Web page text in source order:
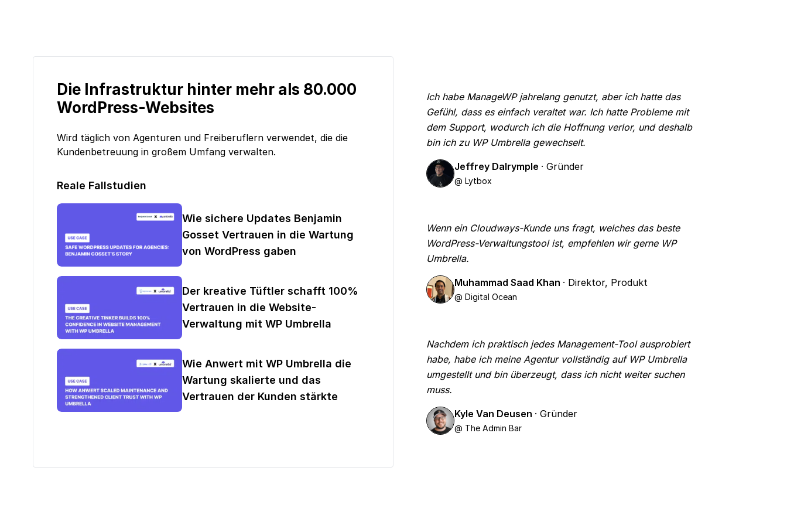
Die Infrastruktur hinter mehr als 80.000
WordPress-Websites
Wird täglich von Agenturen und Freiberuflern verwendet, die die
Kundenbetreuung in großem Umfang verwalten.
Reale Fallstudien
Wie sichere Updates Benjamin
Gosset Vertrauen in die Wartung
von WordPress gaben
Der kreative Tüftler schafft 100%
Vertrauen in die Website-
Verwaltung mit WP Umbrella
Wie Anwert mit WP Umbrella die
Wartung skalierte und das
Vertrauen der Kunden stärkte
Ich habe ManageWP jahrelang genutzt, aber ich hatte das
Gefühl, dass es einfach veraltet war. Ich hatte Probleme mit
dem Support, wodurch ich die Hoffnung verlor, und deshalb
bin ich zu WP Umbrella gewechselt.
Jeffrey Dalrymple · Gründer
@ Lytbox
Wenn ein Cloudways-Kunde uns fragt, welches das beste
WordPress-Verwaltungstool ist, empfehlen wir gerne WP
Umbrella.
Muhammad Saad Khan · Direktor, Produkt
@ Digital Ocean
Nachdem ich praktisch jedes Management-Tool ausprobiert
habe, habe ich meine Agentur vollständig auf WP Umbrella
umgestellt und bin überzeugt, dass ich nicht weiter suchen
muss.
Kyle Van Deusen · Gründer
@ The Admin Bar